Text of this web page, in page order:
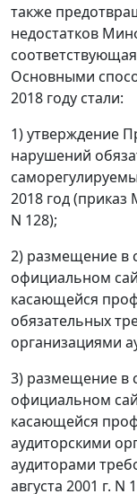
также
недостатков
Основными
2018 году стали:
1) утверждение
нарушений
2018 год (приказ
N 128);
2) размещение в
официальном
касающейся
обязательных
организациями
3) размещение в
официальном
касающейся
аудиторскими
аудиторами
августа 2001 г.